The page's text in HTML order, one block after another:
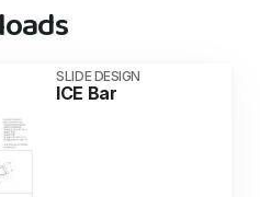
SLIDE DESIGN
ICE Bar